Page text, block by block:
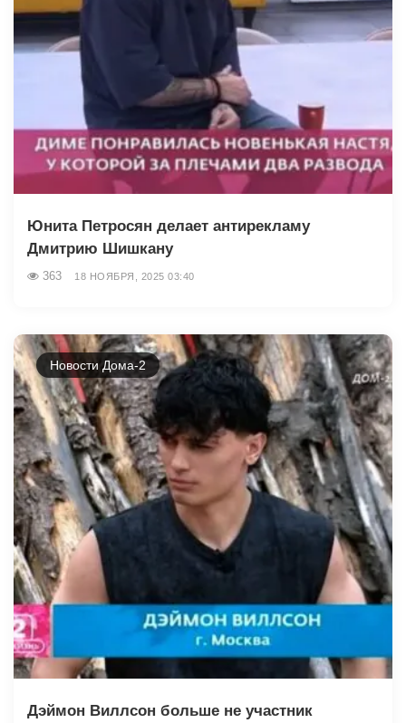
Юнита Петросян делает антирекламу
Дмитрию Шишкану
363 18 НОЯБРЯ, 2025 03:40
Новости Дома-2
Дэймон Виллсон больше не участник